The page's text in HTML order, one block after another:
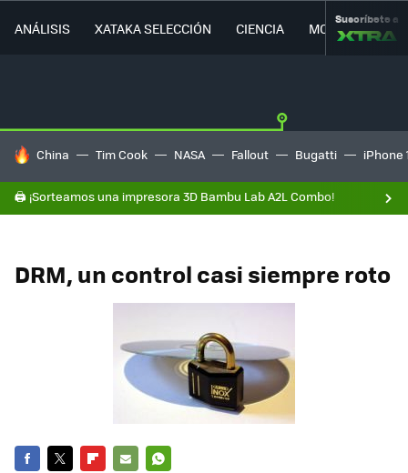
ANÁLISIS XATAKA SELECCIÓN CIENCIA MOVILIDAD
Suscríbete a
HOY SE HABLA DE
China Tim Cook NASA Fallout Bugatti iPhone
🖨️ ¡Sorteamos una impresora 3D Bambu Lab A2L Combo!
DRM, un control casi siempre roto